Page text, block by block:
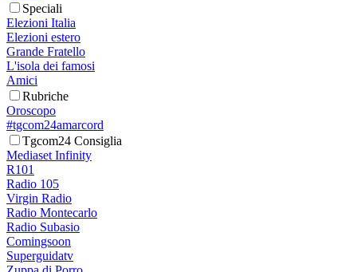
Speciali
Elezioni Italia
Elezioni estero
Grande Fratello
L'isola dei famosi
Amici
Rubriche
Oroscopo
#tgcom24amarcord
Tgcom24 Consiglia
Mediaset Infinity
R101
Radio 105
Virgin Radio
Radio Montecarlo
Radio Subasio
Comingsoon
Superguidatv